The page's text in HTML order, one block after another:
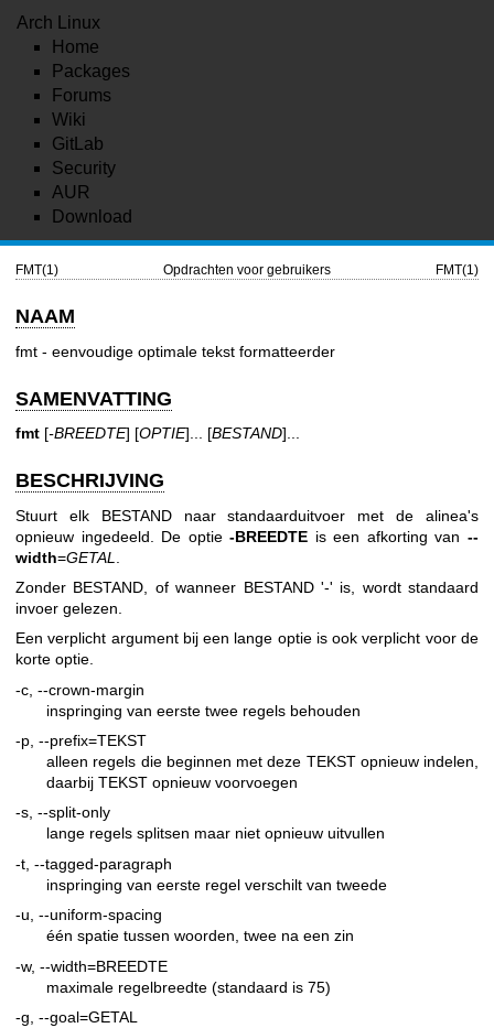
Arch Linux
Home
Packages
Forums
Wiki
GitLab
Security
AUR
Download
FMT(1) Opdrachten voor gebruikers FMT(1)
NAAM
fmt - eenvoudige optimale tekst formatteerder
SAMENVATTING
fmt [-BREEDTE] [OPTIE]... [BESTAND]...
BESCHRIJVING
Stuurt elk BESTAND naar standaarduitvoer met de alinea's
opnieuw ingedeeld. De optie-BREEDTE is een afkorting van--
width=GETAL
Zonder BESTAND, of wanneer BESTAND '-' is, wordt standaard
invoer gelezen.
Een verplicht argument bij een lange optie is ook verplicht voor de
korte optie.
-c, --crown-margin
inspringing van eerste twee regels behouden
-p, --prefix=TEKST
alleen regels die beginnen met deze TEKST opnieuw indelen,
daarbij TEKST opnieuw voorvoegen
-s, --split-only
lange regels splitsen maar niet opnieuw uitvullen
-t, --tagged-paragraph
inspringing van eerste regel verschilt van tweede
-u, --uniform-spacing
één spatie tussen woorden, twee na een zin
-w, --width=BREEDTE
maximale regelbreedte (standaard is 75)
-g, --goal=GETAL